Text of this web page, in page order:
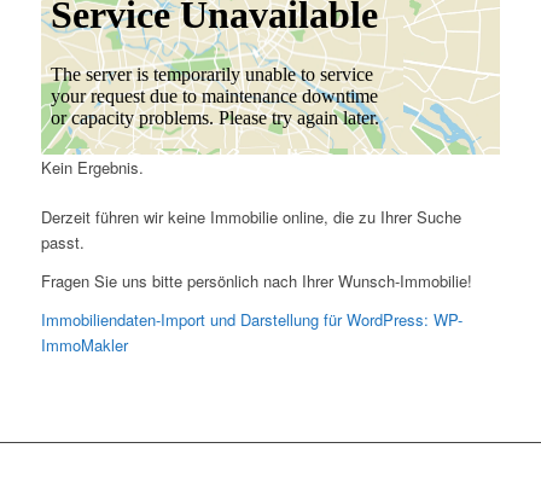
Kein Ergebnis.
Derzeit führen wir keine Immobilie online, die zu Ihrer Suche
passt.
Fragen Sie uns bitte persönlich nach Ihrer Wunsch-Immobilie!
Immobiliendaten-Import und Darstellung für WordPress: WP-
ImmoMakler